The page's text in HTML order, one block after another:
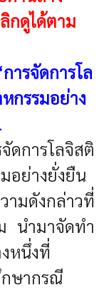
กดูได้ตาม
ารจัดการโล
กรรมอย่าง
ดการโลจิสติ
อย่างยั่งยืน
ามดังกล่าวที่
นำมาจัดทำ
หนึ่งที่
กษากรณี